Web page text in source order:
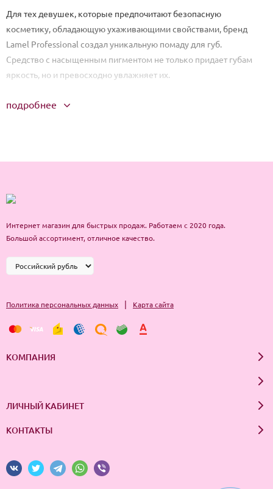
Для тех девушек, которые предпочитают безопасную
косметику, обладающую ухаживающими свойствами, бренд
Lamel Professional создал уникальную помаду для губ.
Средство с насыщенным пигментом не только придает губам
яркость, но и превосходно увлажняет их.
подробнее
Интернет магазин для быстрых продаж. Работаем с 2020 года.
Большой ассортимент, отличное качество.
Политика персональных данных | Карта сайта
КОМПАНИЯ
ЛИЧНЫЙ КАБИНЕТ
КОНТАКТЫ